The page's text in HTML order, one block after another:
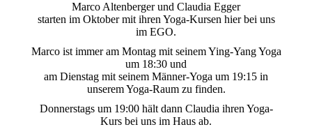
Marco Altenberger und Claudia Egger
starten im Oktober mit ihren Yoga-Kursen hier bei uns
im EGO.
Marco ist immer am Montag mit seinem Ying-Yang Yoga
um 18:30 und
am Dienstag mit seinem Männer-Yoga um 19:15 in
unserem Yoga-Raum zu finden.
Donnerstags um 19:00 hält dann Claudia ihren Yoga-
Kurs bei uns im Haus ab.